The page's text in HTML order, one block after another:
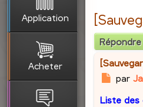
Application
Acheter
Répondre
M
s
par
Liste des